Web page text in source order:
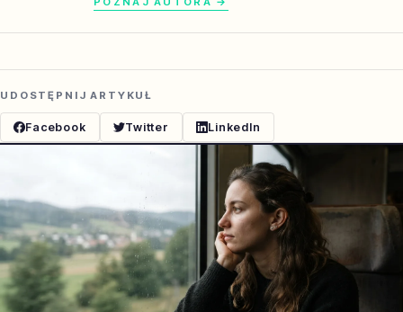
UDOSTĘPNIJ ARTYKUŁ
Facebook Twitter LinkedIn